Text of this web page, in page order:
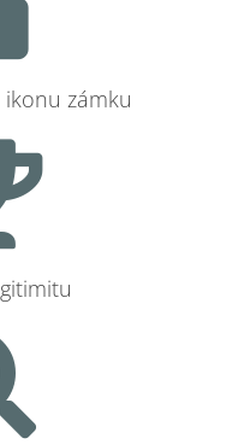
ikonu zámku